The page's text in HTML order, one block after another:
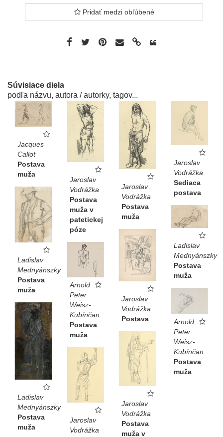
Pridať medzi obľúbené
Súvisiace diela
podľa názvu, autora / autorky, tagov...
Jacques
Callot
Postava
muža
Jaroslav
Vodrážka
Postava
muža v
patetickej
póze
Jaroslav
Vodrážka
Postava
muža
Jaroslav
Vodrážka
Sediaca
postava
Ladislav
Mednyánszky
Postava
muža
Ladislav
Mednyánszky
Postava
muža
Jaroslav
Vodrážka
Postava
Arnold
Peter
Weisz-
Kubínčan
Postava
muža
Arnold
Peter
Weisz-
Kubínčan
Postava
muža
Ladislav
Mednyánszky
Postava
muža
Jaroslav
Vodrážka
Postava
muža v
Jaroslav
Vodrážka